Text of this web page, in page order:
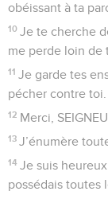
obéissant à ta
10 Je te cherche
me perde loin de
11 Je garde tes
pécher contre toi.
12 Merci,
13 J’énumère
14 Je suis
possédais toutes